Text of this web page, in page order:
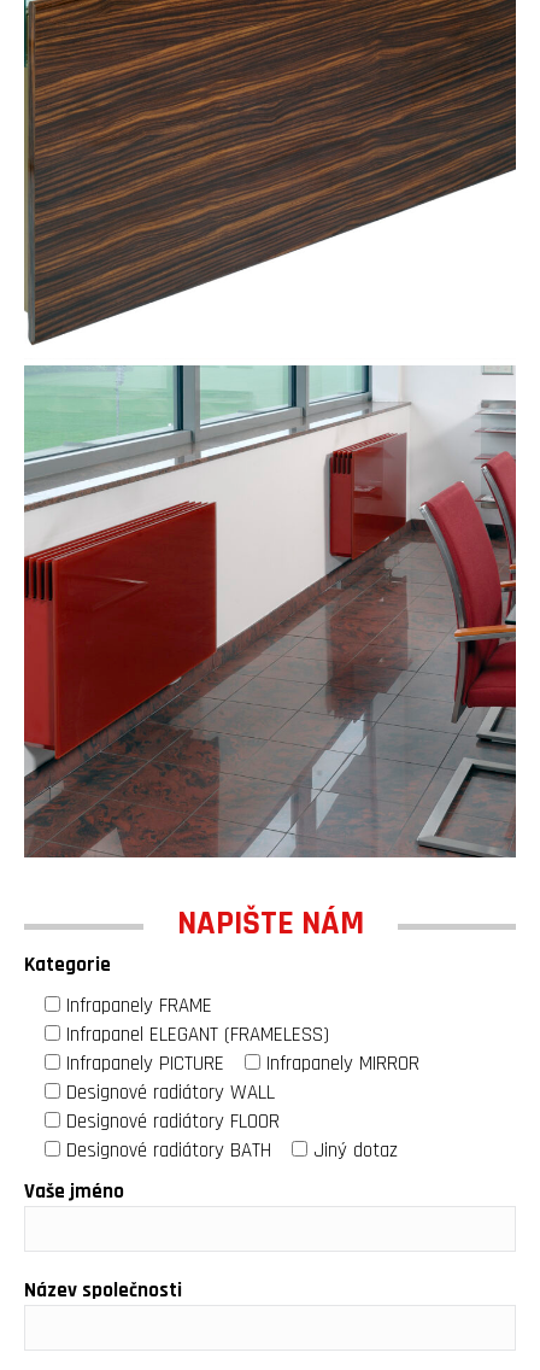
NAPIŠTE NÁM
Kategorie
Infrapanely FRAME
Infrapanel ELEGANT (FRAMELESS)
Infrapanely PICTURE
Infrapanely MIRROR
Designové radiátory WALL
Designové radiátory FLOOR
Designové radiátory BATH
Jiný dotaz
Vaše jméno
Název společnosti